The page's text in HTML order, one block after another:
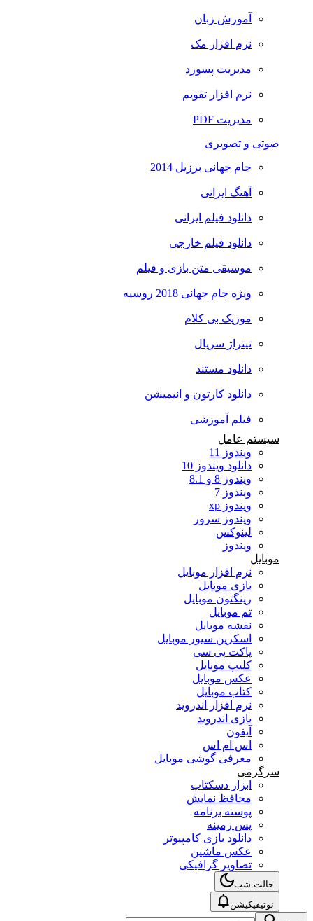
آموزش زبان
نرم افزار مک
مدیریت پسورد
نرم افزار تقویم
مدیریت PDF
صوتی و تصویری
جام جهانی برزیل 2014
آهنگ ایرانی
دانلود فیلم ایرانی
دانلود فیلم خارجی
موسیقی متن بازی و فیلم
ویژه جام جهانی 2018 روسیه
موزیک بی کلام
تیتراژ سریال
دانلود مستند
دانلود کارتون و انیمیشن
فیلم آموزشی
سیستم عامل
ویندوز 11
دانلود ویندوز 10
ویندوز 8 و 8.1
ویندوز 7
ویندوز xp
ویندوز سرور
لینوکس
ویندوز
موبایل
نرم افزار موبایل
بازی موبایل
رینگتون موبایل
تم موبایل
نقشه موبایل
اسکرین سیور موبایل
پاکت پی سی
کلیپ موبایل
عکس موبایل
کتاب موبایل
نرم افزار اندروید
بازی اندروید
آیفون
اس ام اس
معرفی گوشی موبایل
سرگرمی
ابزار دسکتاپ
محافظ نمایش
پوسته برنامه
پس زمینه
دانلود بازی کامپیوتر
عکس ماشین
تصاویر گرافیکی
حالت شب
نوتیفیکیشن